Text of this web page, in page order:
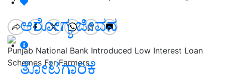
ಆರೋಗ್ಯ ಜೀವನ
ತೋಟಗಾರಿಕೆ
Punjab National Bank Introduced Low Interest Loan
Schemes For Farmers